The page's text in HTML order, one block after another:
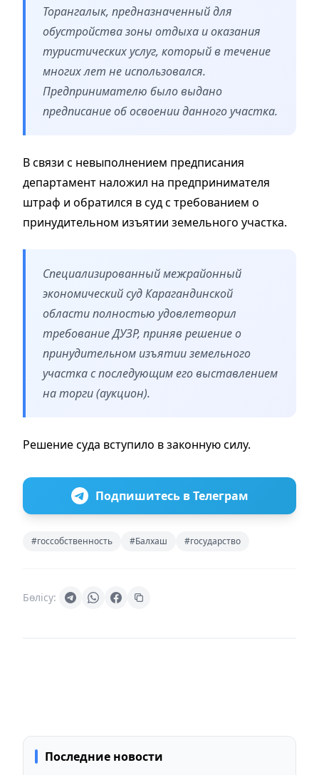
Торангалык, предназначенный для
обустройства зоны отдыха и оказания
туристических услуг, который в течение
многих лет не использовался.
Предпринимателю было выдано
предписание об освоении данного участка.
В связи с невыполнением предписания
департамент наложил на предпринимателя
штраф и обратился в суд с требованием о
принудительном изъятии земельного участка.
Специализированный межрайонный
экономический суд Карагандинской
области полностью удовлетворил
требование ДУЗР, приняв решение о
принудительном изъятии земельного
участка с последующим его выставлением
на торги (аукцион).
Решение суда вступило в законную силу.
Подпишитесь в Телеграм
#госсобственность #Балхаш #государство
Бөлісу:
Последние новости